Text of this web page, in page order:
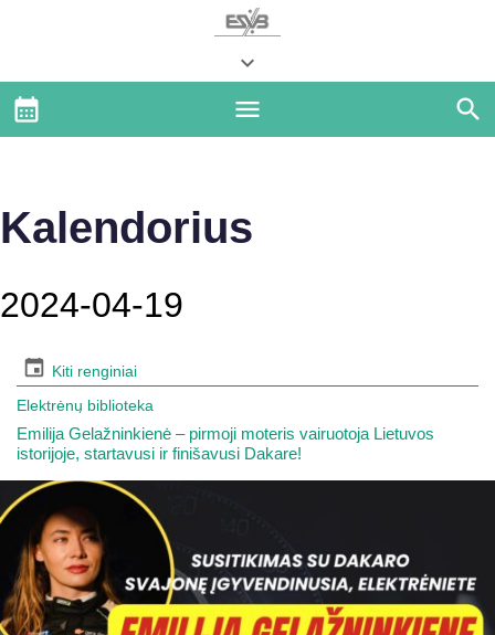
Kalendorius
2024-04-19
Kiti renginiai
Elektrėnų biblioteka
Emilija Gelažninkienė – pirmoji moteris vairuotoja Lietuvos
istorijoje, startavusi ir finišavusi Dakare!